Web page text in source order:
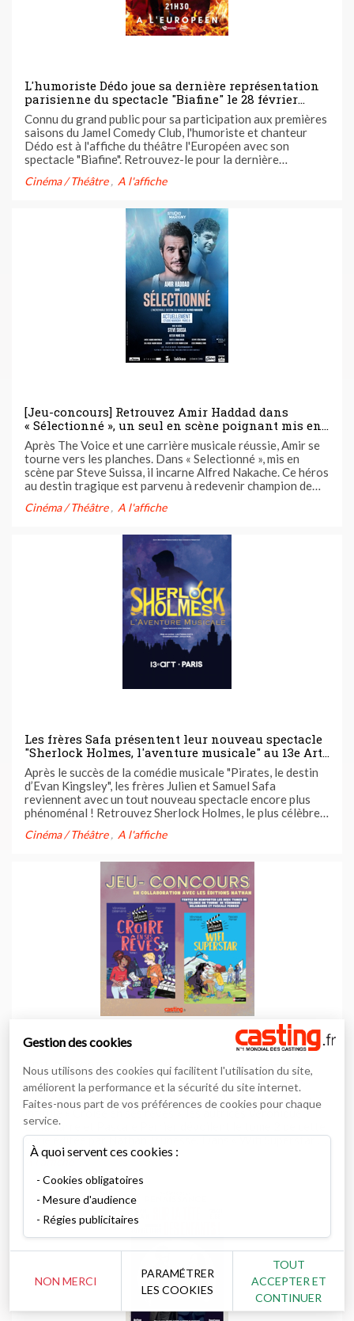
L'humoriste Dédo joue sa dernière représentation
parisienne du spectacle "Biafine" le 28 février
prochain à L'Européen ! Tentez de gagner vos
invitations grâce à Casting.fr
Connu du grand public pour sa participation aux premières
saisons du Jamel Comedy Club, l'humoriste et chanteur
Dédo est à l'affiche du théâtre l'Européen avec son
spectacle "Biafine". Retrouvez-le pour la dernière
le mois en beauté.
Cinéma / Théâtre A l'affiche
[Jeu-concours] Retrouvez Amir Haddad dans
« Sélectionné », un seul en scène poignant mis en
scène par Steve Suissa qui retrace la vie du nageur
Alfred Nakache. Une pièce à l’affiche du Théâtre
Marigny jusqu’au 2 avril
Après The Voice et une carrière musicale réussie, Amir se
tourne vers les planches. Dans « Selectionné », mis en
scène par Steve Suissa, il incarne Alfred Nakache. Ce héros
au destin tragique est parvenu à redevenir champion de
Cinéma / Théâtre A l'affiche
Les frères Safa présentent leur nouveau spectacle
"Sherlock Holmes, l'aventure musicale" au 13e Art
du 18 février au 4 mars ! Tentez de gagner vos
places avec Casting.fr
Après le succès de la comédie musicale "Pirates, le destin
d’Evan Kingsley", les frères Julien et Samuel Safa
reviennent avec un tout nouveau spectacle encore plus
phénoménal ! Retrouvez Sherlock Holmes, le plus célèbre
retrouver au 13e Art du 18 février au 4 mars 2023.
Cinéma / Théâtre A l'affiche
JEU-CONCOURS : Découvrez les deux tomes de
« Silence on tourne », les romans de Véronique
Delamarre et Pascale Perrier qui vous plongent
dans l’univers du cinéma dès l’âge de 9 ans
Après la sortie du premier tome de « Silence on tourne »
intitulé « Croise en ses rêves », les autrices Véronique
Delamarre et Pascale Perrier dévoilent le tome 2 de cette
série éditée par Nathan Jeunesse. Dans « Wifi Superstar »,
suivez l’héroïne, Madison, lors de ses folles aventures
A l'affiche
Gestion des cookies
Nous utilisons des cookies qui facilitent l'utilisation du site,
améliorent la performance et la sécurité du site internet.
Faites-nous part de vos préférences de cookies pour chaque
service.
À quoi servent ces cookies :
Cookies obligatoires
Mesure d'audience
Régies publicitaires
NON MERCI
PARAMÉTRER
LES COOKIES
TOUT
ACCEPTER ET
CONTINUER